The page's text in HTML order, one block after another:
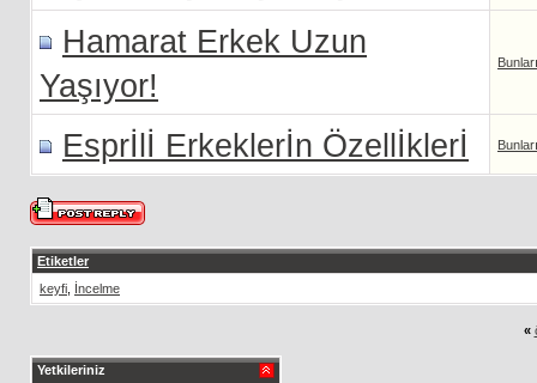
Hamarat Erkek Uzun
Yaşıyor!
Esprİlİ Erkeklerİn Özellİklerİ
Etiketler
keyfi İncelme
«
Yetkileriniz